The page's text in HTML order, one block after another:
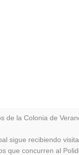
de la Colonia de
sigue recibiendo
que concurren al